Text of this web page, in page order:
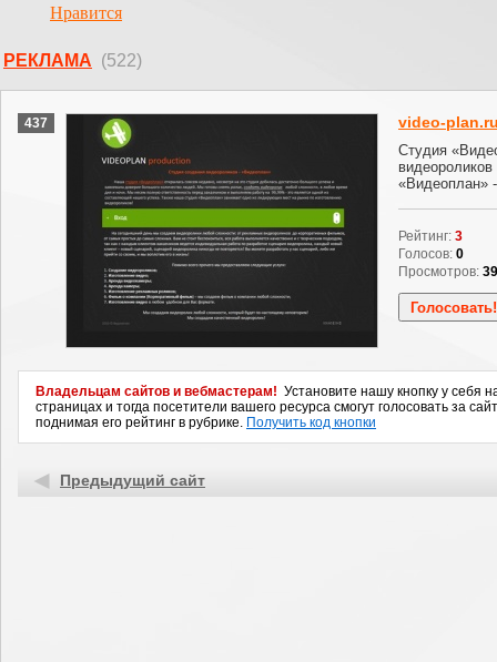
Нравится
РЕКЛАМА (522)
437 video-
Студия
«Видеоплан»
Рейтинг: 3
Голосов: 0
Просмотров:
Владельцам сайтов и вебмастерам! Установите нашу кнопку у себя
страницах и тогда посетители вашего ресурса смогут голосовать за
поднимая его рейтинг в рубрике. Получить код кнопки
Предыдущий сайт